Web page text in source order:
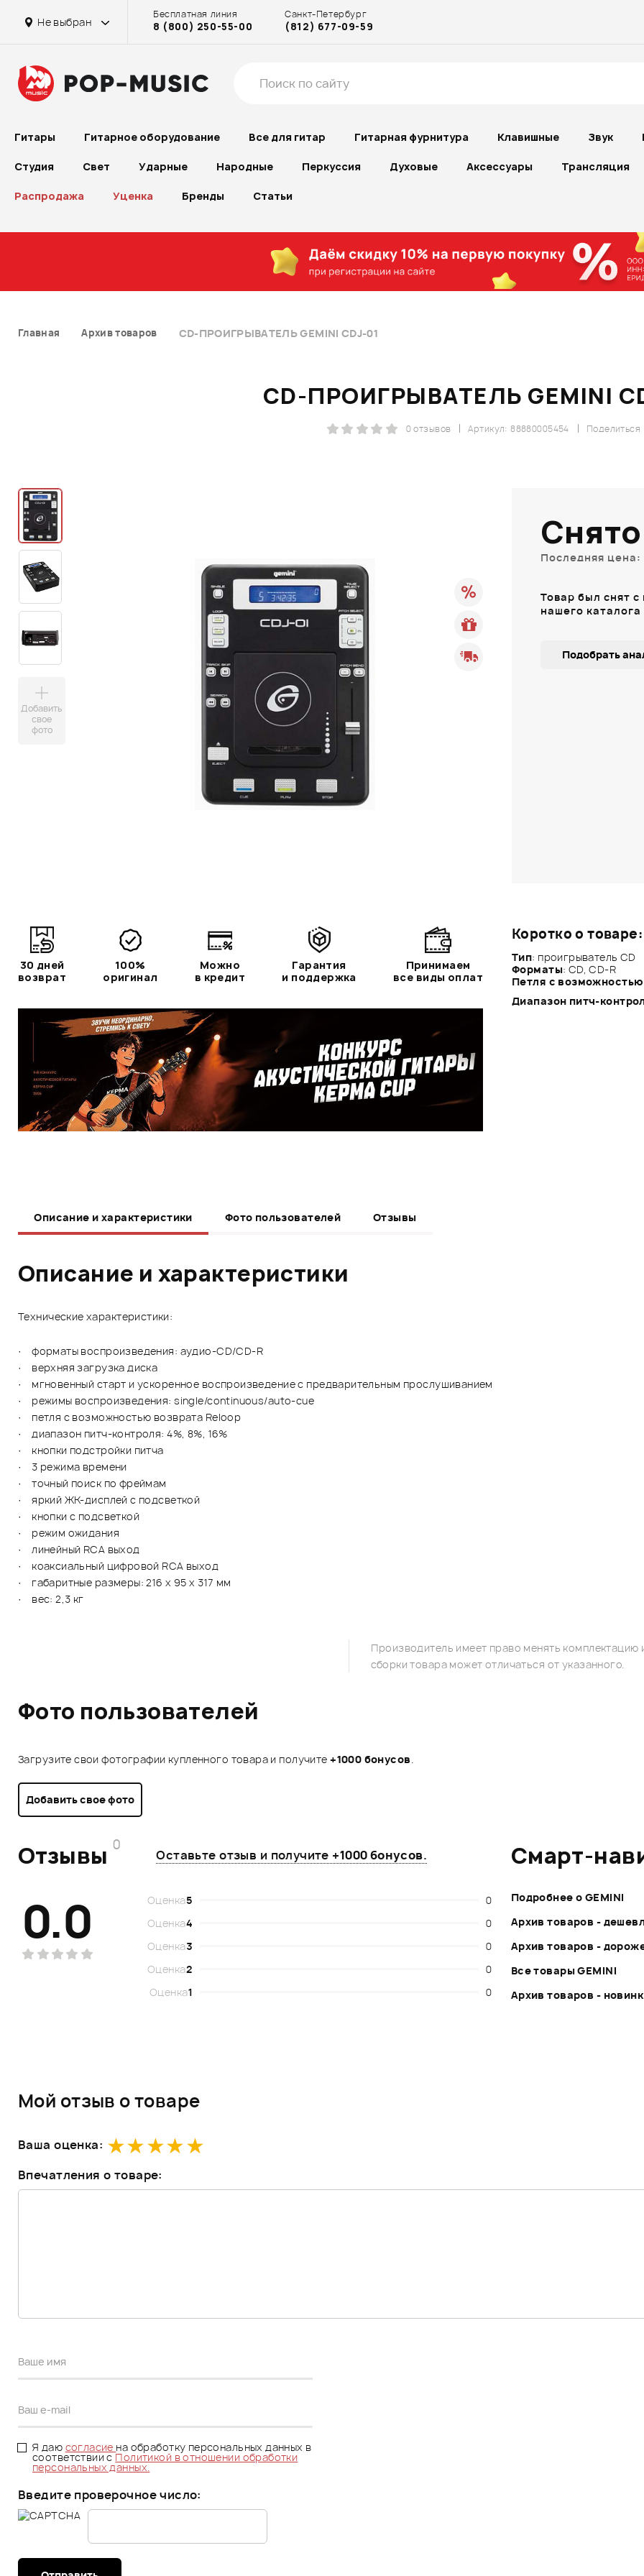
Не выбран
Бесплатная линия
8 (800) 250-55-00
Санкт-Петербург
(812) 677-09-59
Гитары Гитарное оборудование Все для гитар Гитарная фурнитура Клавишные Звук
Студия Свет Ударные Народные Перкуссия Духовые Аксессуары Трансляция
Распродажа Уценка Бренды Статьи
Главная Архив товаров CD-ПРОИГРЫВАТЕЛЬ GEMINI CDJ-01
CD-ПРОИГРЫВАТЕЛЬ GEMINI
Поделиться
Артикул: 88880005454
0 отзывов
Добавить
свое
фото
Коротко о товаре:
Тип: проигрыватель CD
Форматы: CD, CD-R
Петля с
Диапазон питч-
Последняя цена:
Товар был снят
нашего каталога
Подобрать
30 дней
возврат
100%
оригинал
Можно
в кредит
Гарантия
и поддержка
Принимаем
все виды оплат
Описание и характеристики Фото пользователей Отзывы
Описание и характеристики
Технические характеристики:
· форматы воспроизведения: аудио-CD/CD-R
· верхняя загрузка диска
· мгновенный старт и ускоренное воспроизведение с предварительным прослушиванием
· режимы воспроизведения: single/continuous/auto-cue
· петля с возможностью возврата Reloop
· диапазон питч-контроля: 4%, 8%, 16%
· кнопки подстройки питча
· 3 режима времени
· точный поиск по фреймам
· яркий ЖК-дисплей с подсветкой
· кнопки с подсветкой
· режим ожидания
· линейный RCA выход
· коаксиальный цифровой RCA выход
· габаритные размеры: 216 x 95 x 317 мм
· вес: 2,3 кг
Производитель имеет право менять
сборки товара может отличаться от указанного.
Фото пользователей
Загрузите свои фотографии купленного товара и получите+1000 бонусов.
Добавить свое фото
Отзывы 0
Оставьте отзыв и получите +1000 бонусов.
0.0 Оценка5
0
Оценка4
0
Оценка3
0
Оценка2
0
Оценка1 0
Смарт-
Подробнее о GEMINI
Архив товаров -
Архив товаров -
Все товары GEMINI
Архив товаров -
Мой отзыв о товаре
Ваша оценка:
Впечатления о товаре:
Я даю согласие на обработку персональных данных в
соответствии сПолитикой в отношении обработки
персональных данных.
Введите проверочное число: